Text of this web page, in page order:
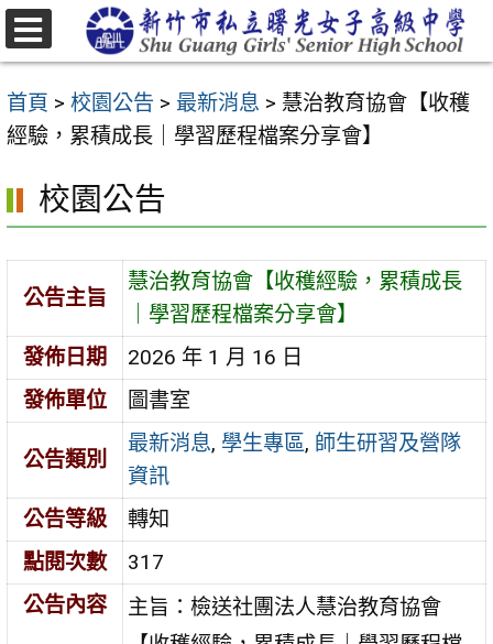
跳
至
要
內
區
首頁 > 校園公告 > 最新消息 > 慧治教育協會【收穫
經驗，累積成長｜學習歷程檔案分享會】
校園公告
公告主旨
慧治教育協會【收穫經驗，累積成長
｜學習歷程檔案分享會】
發佈日期
2026 年 1 月 16 日
發佈單位
圖書室
公告類別
最新消息, 學生專區, 師生研習及營隊
資訊
公告等級
轉知
點閱次數
317
公告內容
主旨：檢送社團法人慧治教育協會
選
單